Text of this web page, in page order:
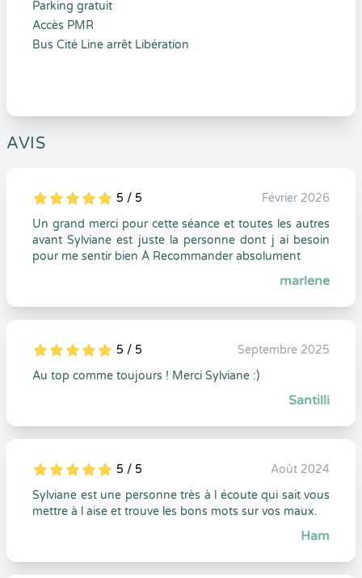
Parking gratuit
Accès PMR
Bus Cité Line arrêt Libération
AVIS
5
1
5
0 5 / 5
Février 2026
Un grand merci pour cette séance et toutes les autres
avant Sylviane est juste la personne dont j ai besoin
pour me sentir bien À Recommander absolument
marlene
5
1
5
0 5 / 5
Septembre 2025
Au top comme toujours ! Merci Sylviane :)
Santilli
5
1
5
0 5 / 5
Août 2024
Sylviane est une personne très à l écoute qui sait vous
mettre à l aise et trouve les bons mots sur vos maux.
Ham